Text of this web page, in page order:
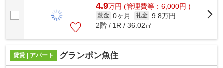
4.9万円 (管理費等：6,000円 )
敷金 0ヶ月 礼金 9.8万円
2階 / 1R / 36.02㎡
賃貸 | アパート グランポン魚住